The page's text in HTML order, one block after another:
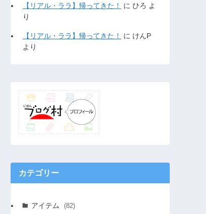
【リアル・ララ】帰ってきた！ に ひろ よ
り
【リアル・ララ】帰ってきた！ に けんP
より
カテゴリー
アイテム (82)